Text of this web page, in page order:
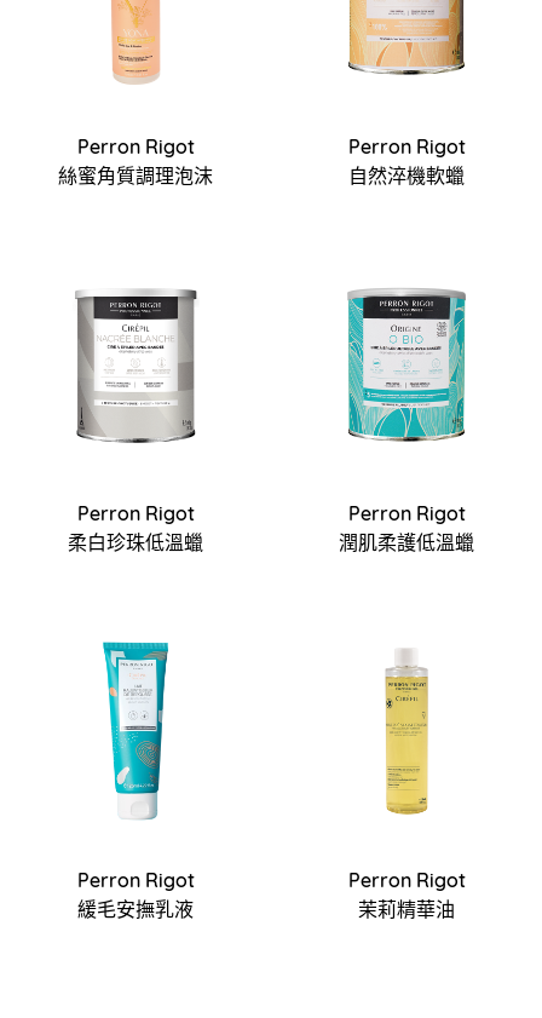
Perron Rigot
絲蜜角質調理泡沫
Perron Rigot
自然淬機軟蠟
Perron Rigot
柔白珍珠低溫蠟
Perron Rigot
潤肌柔護低溫蠟
Perron Rigot
緩毛安撫乳液
Perron Rigot
茉莉精華油